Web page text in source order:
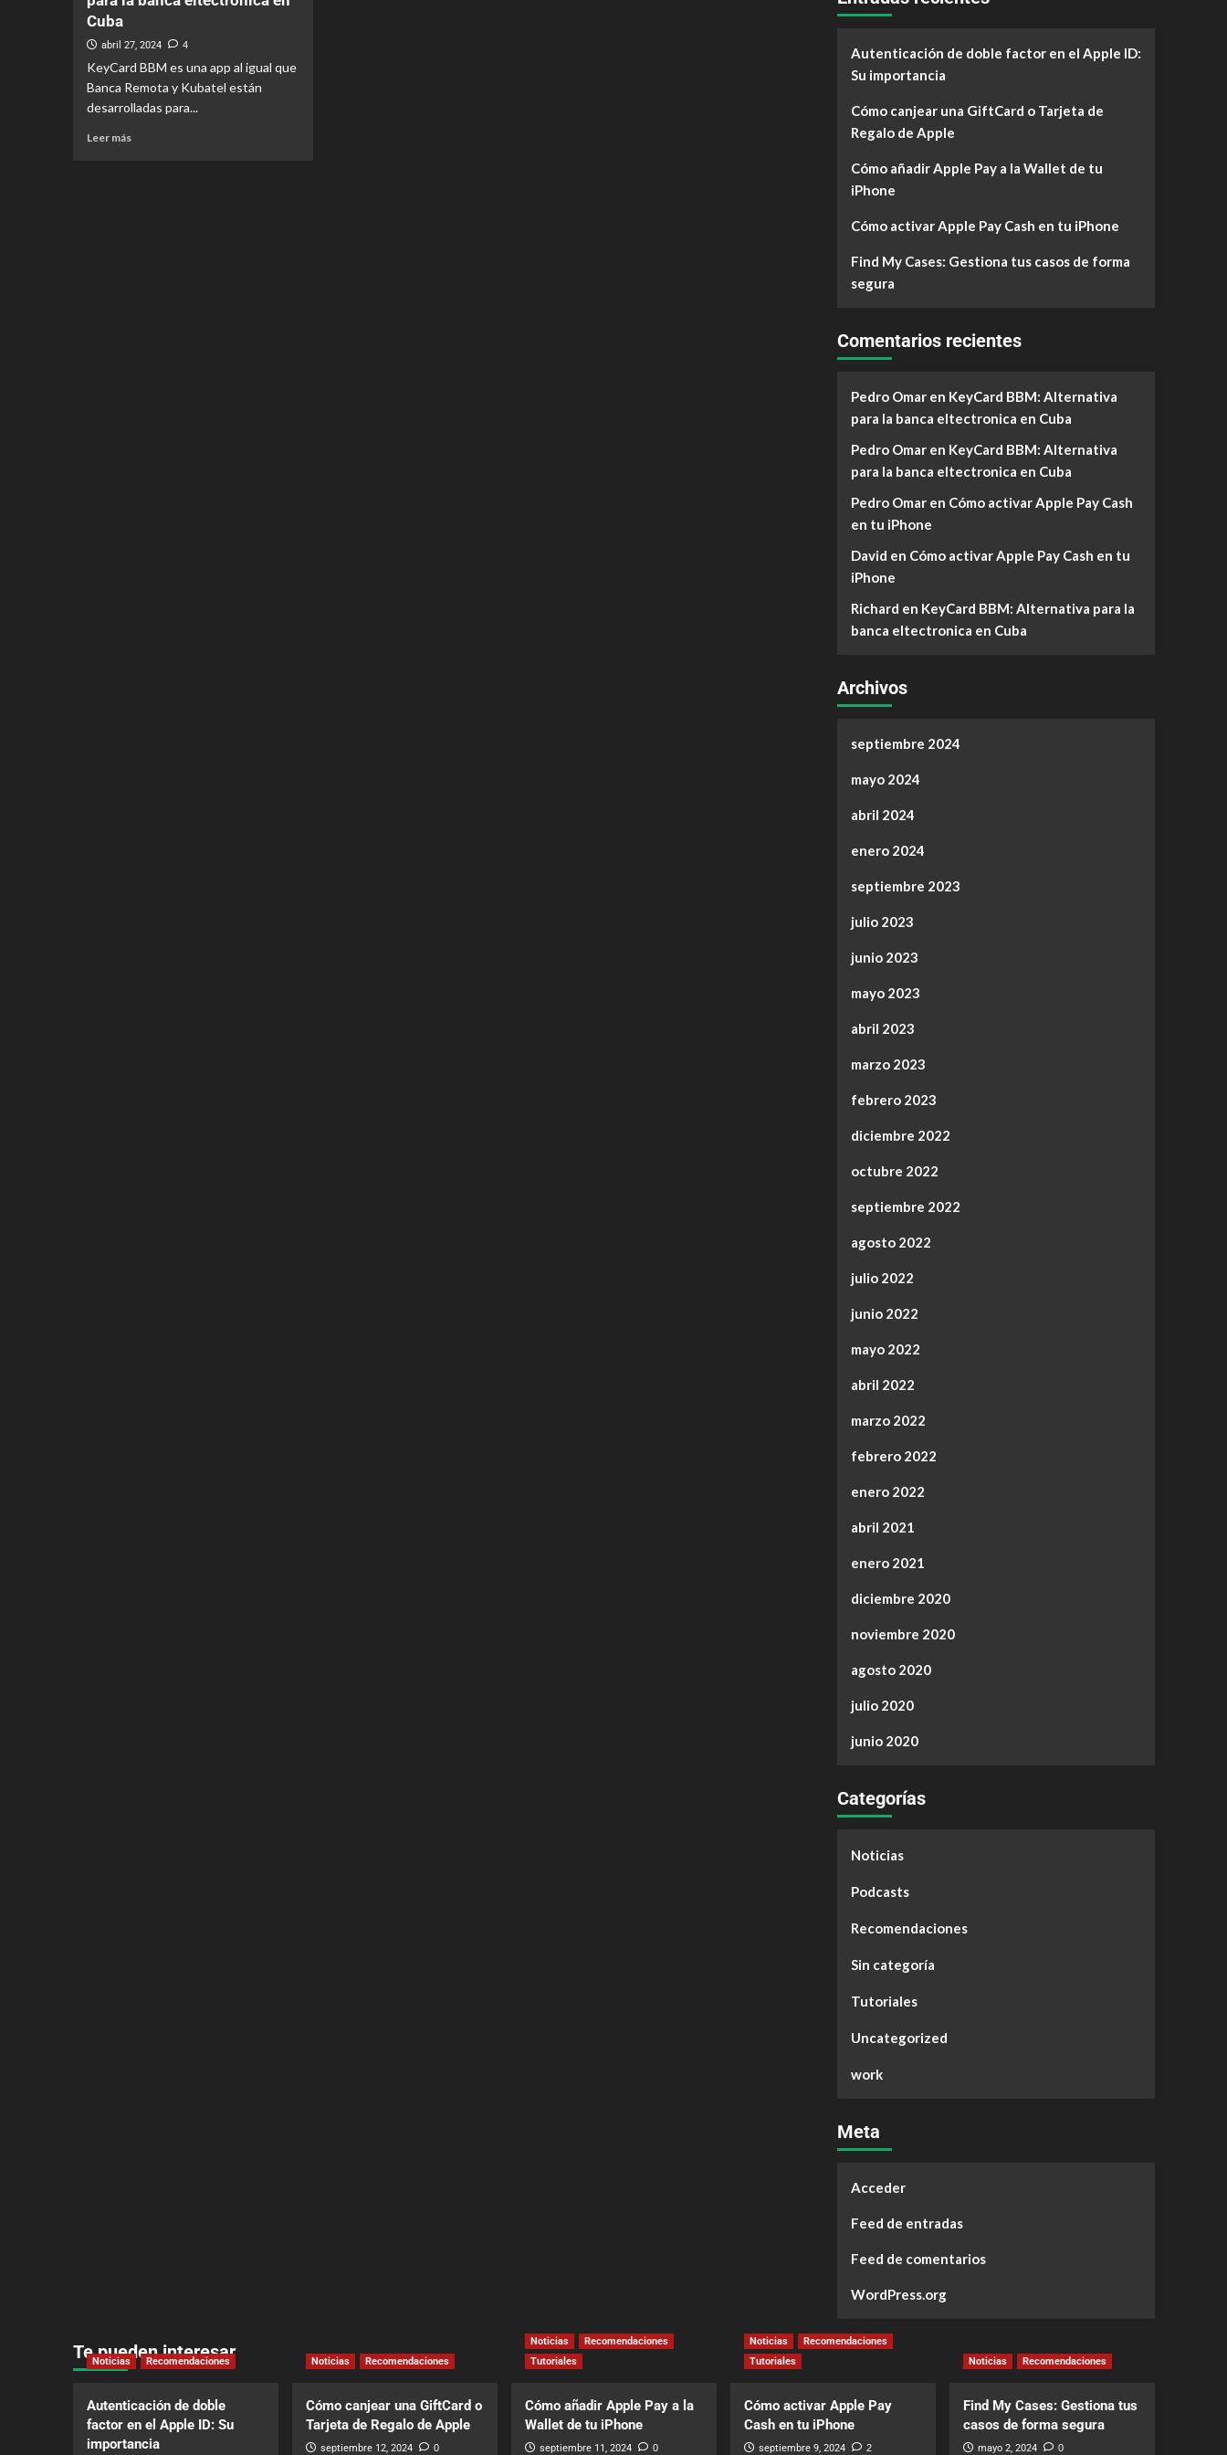
Cuba
abril 27, 2024 4
KeyCard BBM es una app al igual que
Banca Remota y Kubatel están
desarrolladas para...
Leer más
Autenticación de doble factor en el Apple ID:
Su importancia
Cómo canjear una GiftCard o Tarjeta de
Regalo de Apple
Cómo añadir Apple Pay a la Wallet de tu
iPhone
Cómo activar Apple Pay Cash en tu iPhone
Find My Cases: Gestiona tus casos de forma
segura
Comentarios recientes
Pedro Omaren KeyCard BBM: Alternativa
para la banca eltectronica en Cuba
Pedro Omaren KeyCard BBM: Alternativa
para la banca eltectronica en Cuba
Pedro Omaren Cómo activar Apple Pay Cash
en tu iPhone
David en Cómo activar Apple Pay Cash en tu
iPhone
Richard en KeyCard BBM: Alternativa para la
banca eltectronica en Cuba
Archivos
septiembre 2024
mayo 2024
abril 2024
enero 2024
septiembre 2023
julio 2023
junio 2023
mayo 2023
abril 2023
marzo 2023
febrero 2023
diciembre 2022
octubre 2022
septiembre 2022
agosto 2022
julio 2022
junio 2022
mayo 2022
abril 2022
marzo 2022
febrero 2022
enero 2022
abril 2021
enero 2021
diciembre 2020
noviembre 2020
agosto 2020
julio 2020
junio 2020
Categorías
Noticias
Podcasts
Recomendaciones
Sin categoría
Tutoriales
Uncategorized
work
Meta
Acceder
Feed de entradas
Feed de comentarios
WordPress.org
Te pueden interesar
Noticias Recomendaciones
Autenticación de doble
factor en el Apple ID: Su
importancia
Noticias Recomendaciones
Cómo canjear una GiftCard o
Tarjeta de Regalo de Apple
septiembre 12, 2024 0
Noticias
Recomendaciones
Tutoriales
Cómo añadir Apple Pay a la
Wallet de tu iPhone
septiembre 11, 2024 0
Noticias
Recomendaciones
Tutoriales
Cómo activar Apple Pay
Cash en tu iPhone
septiembre 9, 2024 2
Noticias Recomendaciones
Find My Cases: Gestiona tus
casos de forma segura
mayo 2, 2024 0